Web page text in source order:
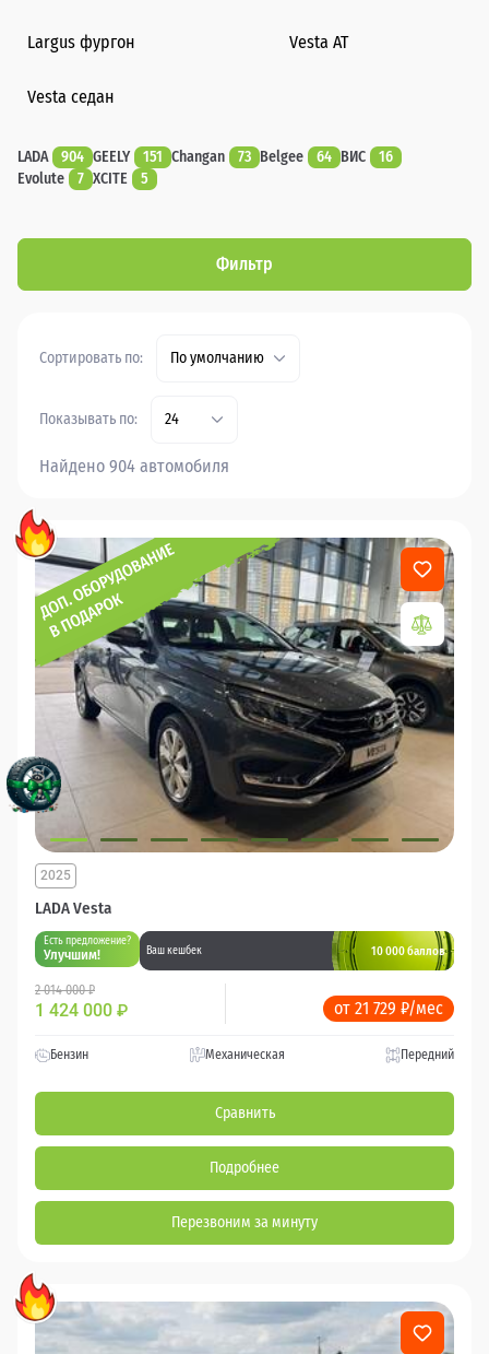
Largus фургон Vesta AT
Vesta седан
LADA 904 GEELY 151 Changan 73 Belgee 64 ВИС
16
Evolute
7 XCITE 5
Фильтр
Сортировать по: По умолчанию
Показывать по: 24
Найдено 904 автомобиля
LADA Vesta
2025
Есть предложение?
Улучшим! Ваш кешбек 10 000 баллов
2 014 000 ₽
1 424 000 ₽ от 21 729 ₽/мес
Бензин Механическая Передний
Сравнить
Подробнее
Перезвоним за минуту